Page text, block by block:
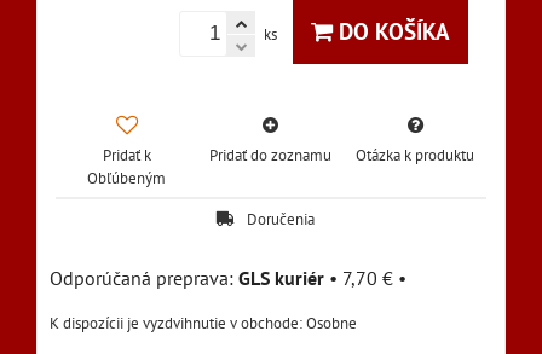
ks DO KOŠÍKA
Pridať k
Obľúbeným
Pridať do zoznamu Otázka k produktu
Doručenia
GLS kuriér • 7,70 € •
Osobne